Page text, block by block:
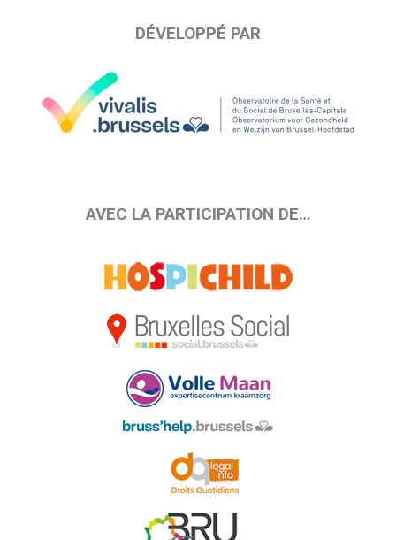
DÉVELOPPÉ PAR
AVEC LA PARTICIPATION DE…